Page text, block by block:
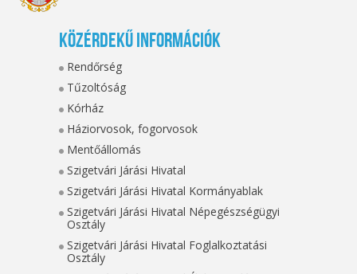
Közérdekű információk
Rendőrség
Tűzoltóság
Kórház
Háziorvosok, fogorvosok
Mentőállomás
Szigetvári Járási Hivatal
Szigetvári Járási Hivatal Kormányablak
Szigetvári Járási Hivatal Népegészségügyi
Osztály
Szigetvári Járási Hivatal Foglalkoztatási
Osztály